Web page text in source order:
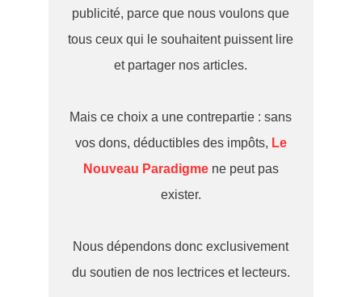
publicité, parce que nous voulons que
tous ceux qui le souhaitent puissent lire
et partager nos articles.
Mais ce choix a une contrepartie : sans
vos dons, déductibles des impôts, Le
Nouveau Paradigmene peut pas
exister.
Nous dépendons donc exclusivement
du soutien de nos lectrices et lecteurs.